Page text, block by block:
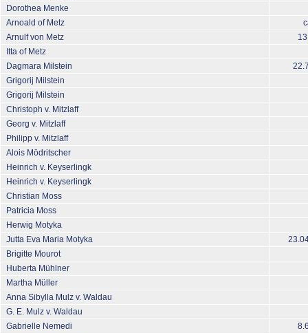
Dorothea Menke
Arnoald of Metz
Arnulf von Metz
Itta of Metz
Dagmara Milstein
Grigorij Milstein
Grigorij Milstein
Christoph v. Mitzlaff
Georg v. Mitzlaff
Philipp v. Mitzlaff
Alois Mödritscher
Heinrich v. Keyserlingk
Heinrich v. Keyserlingk
Christian Moss
Patricia Moss
Herwig Motyka
Jutta Eva Maria Motyka
Brigitte Mourot
Huberta Mühlner
Martha Müller
Anna Sibylla Mulz v. Waldau
G. E. Mulz v. Waldau
Gabrielle Nemedi